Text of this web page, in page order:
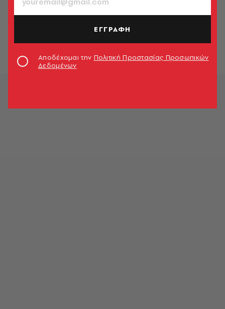
Σε δημοπρασία το ρεβόλβερ που
ΓκογκΕΓΓΡΑΦΗ
Αποδέχομαι την Πολιτική Προστασίας Προσωπικών
Δεδομένων